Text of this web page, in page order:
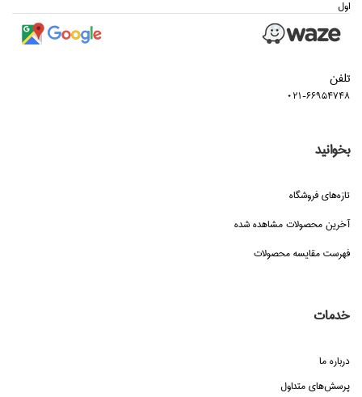
اول
تلفن
021-66954748
بخوانید
تازه‌هاي فروشگاه
آخرین محصولات مشاهده شده
فهرست مقایسه محصولات
خدمات
درباره ما
پرسش‌هاي متداول